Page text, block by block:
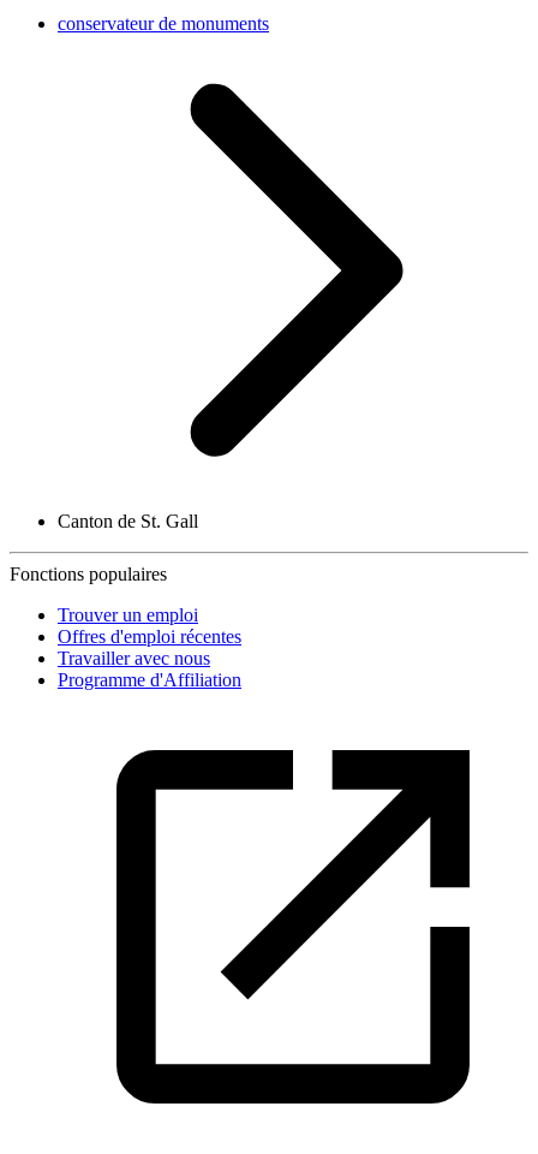
conservateur de monuments
Canton de St. Gall
Fonctions populaires
Trouver un emploi
Offres d'emploi récentes
Travailler avec nous
Programme d'Affiliation